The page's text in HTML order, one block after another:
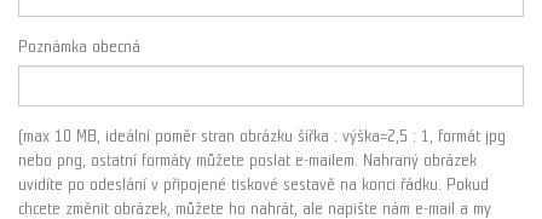
Poznámka obecná
(max 10 MB, ideální poměr stran obrázku šířka : výška=2,5 : 1, formát jpg
nebo png, ostatní formáty můžete poslat e-mailem. Nahraný obrázek
uvidíte po odeslání v připojené tiskové sestavě na konci řádku. Pokud
chcete změnit obrázek, můžete ho nahrát, ale napište nám e-mail a my